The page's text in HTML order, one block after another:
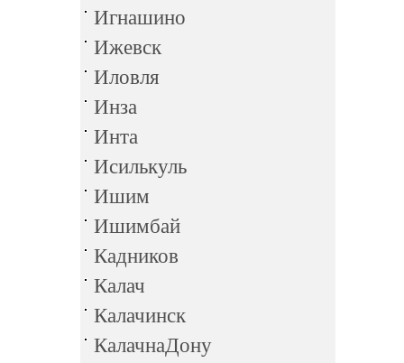
Игнашино
Ижевск
Иловля
Инза
Инта
Исилькуль
Ишим
Ишимбай
Кадников
Калач
Калачинск
КалачнаДону